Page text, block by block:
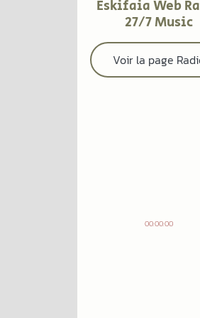
Valentin.
Eskifaia Web
27/7 Music
Voir la page
00:00:00